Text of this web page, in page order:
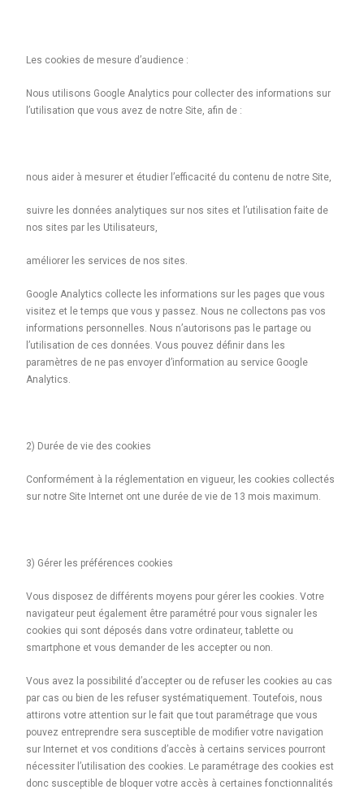
Les cookies de mesure d’audience :
Nous utilisons Google Analytics pour collecter des informations sur
l’utilisation que vous avez de notre Site, afin de :
nous aider à mesurer et étudier l’efficacité du contenu de notre Site,
suivre les données analytiques sur nos sites et l’utilisation faite de
nos sites par les Utilisateurs,
améliorer les services de nos sites.
Google Analytics collecte les informations sur les pages que vous
visitez et le temps que vous y passez. Nous ne collectons pas vos
informations personnelles. Nous n’autorisons pas le partage ou
l’utilisation de ces données. Vous pouvez définir dans les
paramètres de ne pas envoyer d’information au service Google
Analytics.
2) Durée de vie des cookies
Conformément à la réglementation en vigueur, les cookies collectés
sur notre Site Internet ont une durée de vie de 13 mois maximum.
3) Gérer les préférences cookies
Vous disposez de différents moyens pour gérer les cookies. Votre
navigateur peut également être paramétré pour vous signaler les
cookies qui sont déposés dans votre ordinateur, tablette ou
smartphone et vous demander de les accepter ou non.
Vous avez la possibilité d’accepter ou de refuser les cookies au cas
par cas ou bien de les refuser systématiquement. Toutefois, nous
attirons votre attention sur le fait que tout paramétrage que vous
pouvez entreprendre sera susceptible de modifier votre navigation
sur Internet et vos conditions d’accès à certains services pourront
nécessiter l’utilisation des cookies. Le paramétrage des cookies est
donc susceptible de bloquer votre accès à certaines fonctionnalités